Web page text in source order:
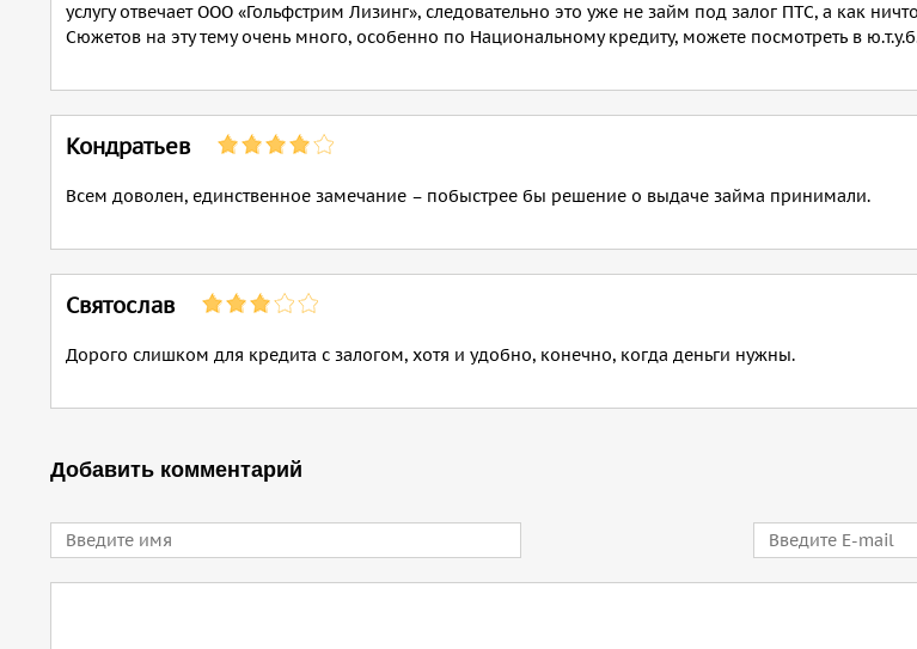
услугу отвечает ООО «Гольфстрим Лизинг», следовательно это уже не займ под залог ПТС, а как
Сюжетов на эту тему очень много, особенно по Национальному кредиту, можете посмотреть в
Кондратьев
Всем доволен, единственное замечание – побыстрее бы решение о выдаче займа принимали.
Святослав
Дорого слишком для кредита с залогом, хотя и удобно, конечно, когда деньги нужны.
Добавить комментарий
Имя E-mail